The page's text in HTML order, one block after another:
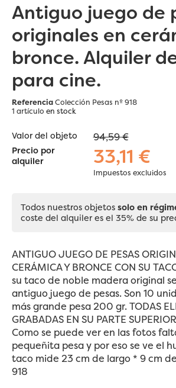
Antiguo juego de
originales en
bronce. Alquiler
para cine.
ReferenciaColección Pesas nº 918
1 artículo en stock
Valor del objeto 94,59 €
Precio por
alquiler
33,11 €
Impuestos excluidos
Todos nuestros objetos solo en
coste del alquiler es el 35% de su
ANTIGUO JUEGO DE PESAS
CERÁMICA Y BRONCE CON SU
su taco de noble madera original
antiguo juego de pesas. Son 10
más grande pesa 200 gr. TODAS
GRABADAS EN SU PARTE
Como se puede ver en las fotos
pequeñita pesa y por eso se ve el
taco mide 23 cm de largo * 9 cm
918